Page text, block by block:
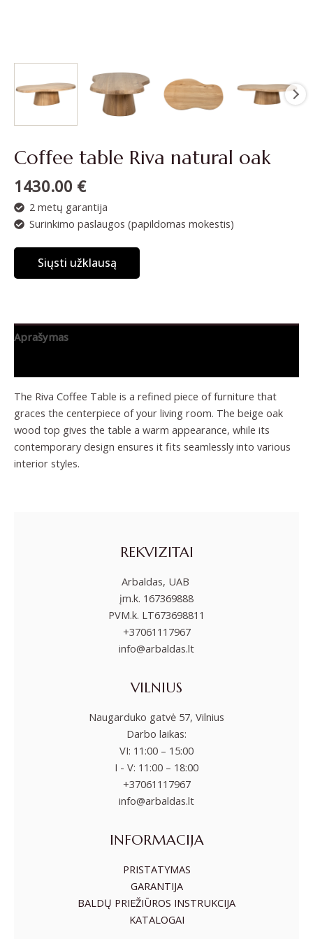
Coffee table Riva natural oak
1430.00 €
2 metų garantija
Surinkimo paslaugos (papildomas mokestis)
Siųsti užklausą
Aprašymas
The Riva Coffee Table is a refined piece of furniture that
graces the centerpiece of your living room. The beige oak
wood top gives the table a warm appearance, while its
contemporary design ensures it fits seamlessly into various
interior styles.
REKVIZITAI
Arbaldas, UAB
įm.k. 167369888
PVM.k. LT673698811
+37061117967
info@arbaldas.lt
VILNIUS
Naugarduko gatvė 57, Vilnius
Darbo laikas:
VI: 11:00 – 15:00
I - V: 11:00 – 18:00
+37061117967
info@arbaldas.lt
INFORMACIJA
PRISTATYMAS
GARANTIJA
BALDŲ PRIEŽIŪROS INSTRUKCIJA
KATALOGAI